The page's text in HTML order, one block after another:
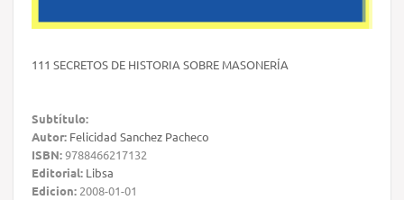
111 SECRETOS DE HISTORIA SOBRE MASONERÍA
Subtítulo:
Autor: Felicidad Sanchez Pacheco
ISBN:9788466217132
Editorial: Libsa
Edicion: 2008-01-01